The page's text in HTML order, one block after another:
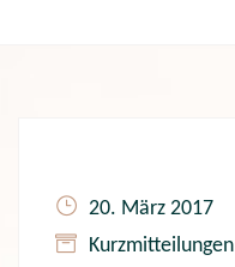
20. März 2017
Kurzmitteilungen